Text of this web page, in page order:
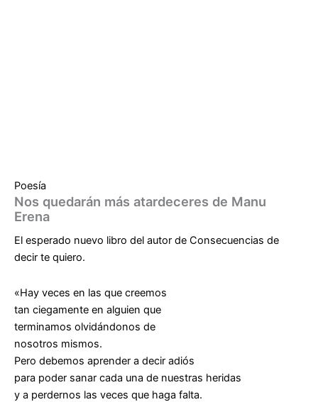
Poesía
Nos quedarán más atardeceres de Manu
Erena
El esperado nuevo libro del autor de Consecuencias de
decir te quiero.
«Hay veces en las que creemos
tan ciegamente en alguien que
terminamos olvidándonos de
nosotros mismos.
Pero debemos aprender a decir adiós
para poder sanar cada una de nuestras heridas
y a perdernos las veces que haga falta.